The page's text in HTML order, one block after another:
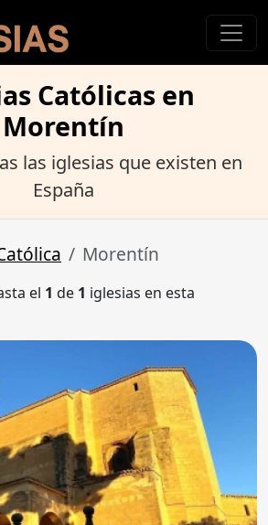
Católicas en
Morentín
las iglesias que existen en
España
Morentín
el 1 de 1 iglesias en esta